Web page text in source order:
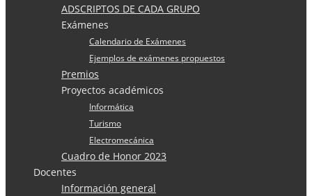
ADSCRIPTOS DE CADA GRUPO
Exámenes
Calendario de Exámenes
Ejemplos de exámenes propuestos
Premios
Proyectos académicos
Informática
Turismo
Electromecánica
Cuadro de Honor 2023
Docentes
Información general